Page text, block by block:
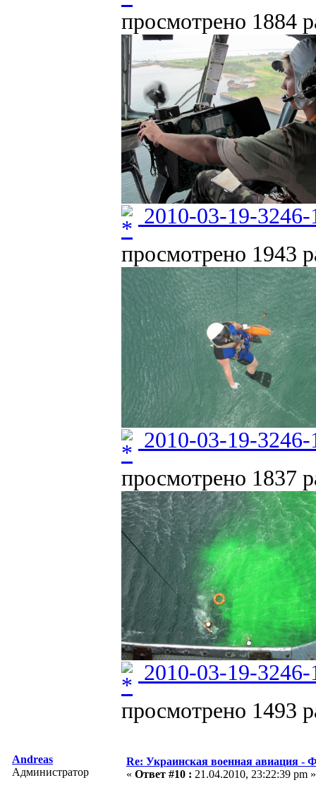
просмотрено 1884
2010-03-19-
просмотрено 1943
2010-03-19-
просмотрено 1837
2010-03-19-
просмотрено 1493
Andreas
Администратор
Re: Украинская военная авиация -
« Ответ #10 : 21.04.2010, 23:22:39 pm »